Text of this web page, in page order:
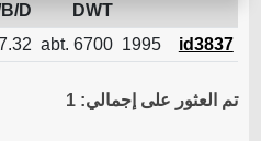
DWT
D
id3837
1995
abt. 6700
تم العثور على إجمالي: 1